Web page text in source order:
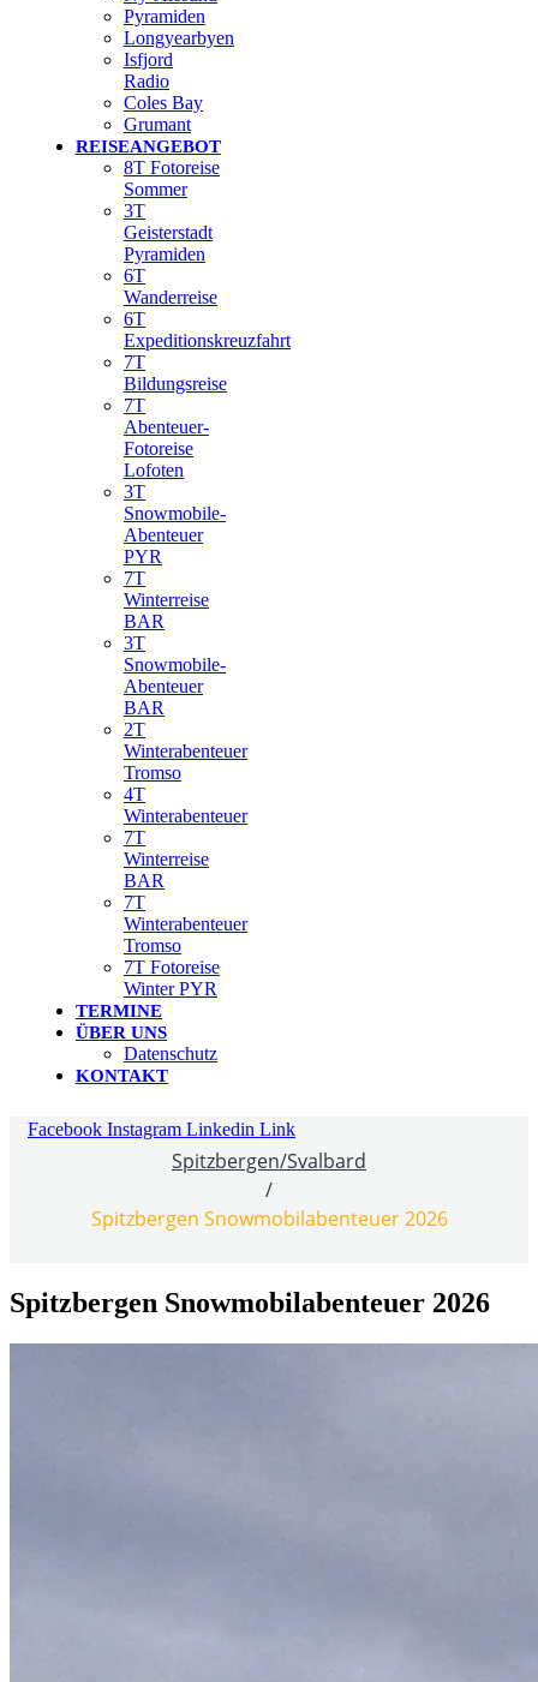
Pyramiden
Longyearbyen
Isfjord
Radio
Coles Bay
Grumant
REISEANGEBOT
8T Fotoreise
Sommer
3T
Geisterstadt
Pyramiden
6T
Wanderreise
6T
Expeditionskreuzfahrt
7T
Bildungsreise
7T
Abenteuer-
Fotoreise
Lofoten
3T
Snowmobile-
Abenteuer
PYR
7T
Winterreise
BAR
3T
Snowmobile-
Abenteuer
BAR
2T
Winterabenteuer
Tromso
4T
Winterabenteuer
7T
Winterreise
BAR
7T
Winterabenteuer
Tromso
7T Fotoreise
Winter PYR
TERMINE
ÜBER UNS
Datenschutz
KONTAKT
Facebook Instagram Linkedin Link
Spitzbergen/Svalbard
/
Spitzbergen Snowmobilabenteuer 2026
Spitzbergen Snowmobilabenteuer 2026